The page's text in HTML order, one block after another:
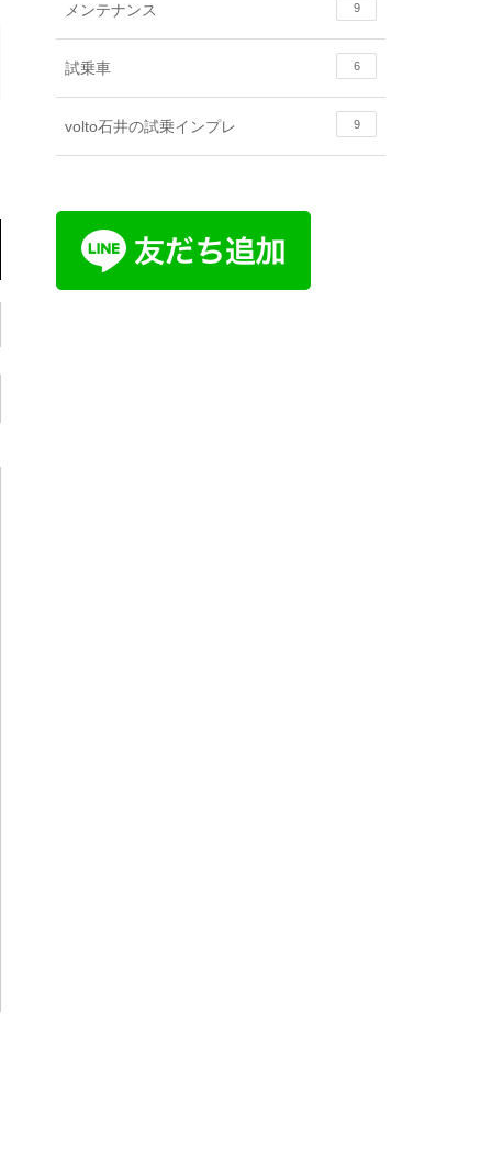
メンテナンス 9
試乗車 6
volto石井の試乗インプレ 9